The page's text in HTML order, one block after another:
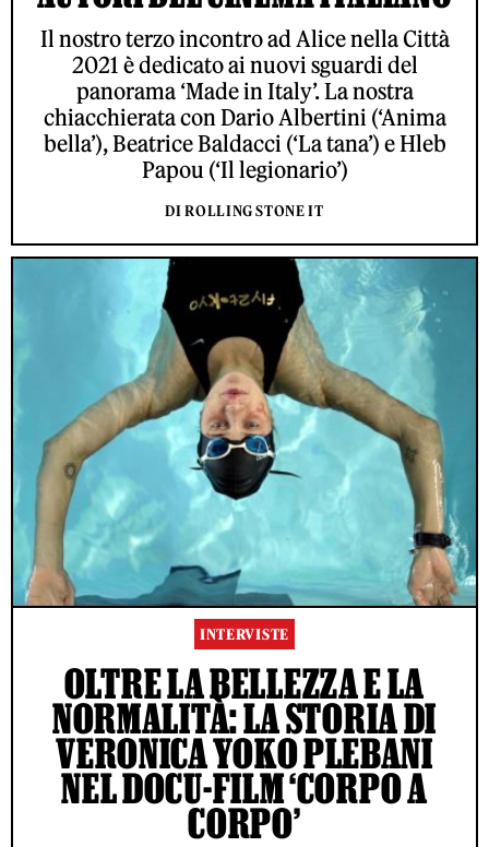
Il nostro terzo incontro ad Alice nella Città
2021 è dedicato ai nuovi sguardi del
panorama ‘Made in Italy’. La nostra
chiacchierata con Dario Albertini (‘Anima
bella’), Beatrice Baldacci (‘La tana’) e Hleb
Papou (‘Il legionario’)
DI ROLLING STONE IT
INTERVISTE
OLTRE LA BELLEZZA E LA
NORMALITÀ: LA STORIA DI
VERONICA YOKO PLEBANI
NEL DOCU-FILM ‘CORPO A
CORPO’